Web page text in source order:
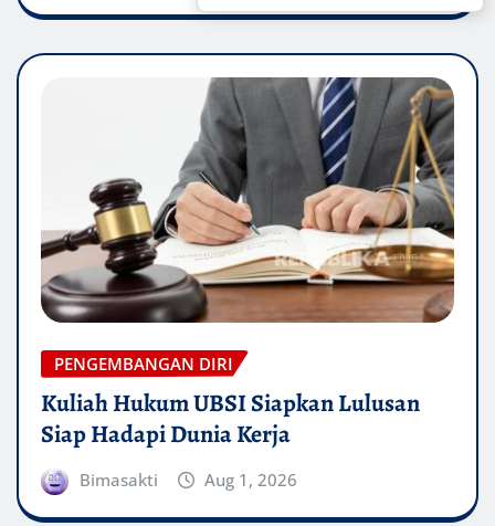
PENGEMBANGAN DIRI
Kuliah Hukum UBSI Siapkan Lulusan
Siap Hadapi Dunia Kerja
Bimasakti Aug 1, 2026